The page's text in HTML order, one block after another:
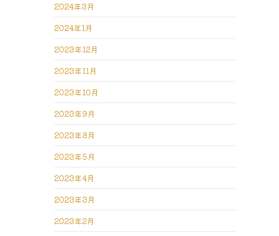
2024年3月
2024年1月
2023年12月
2023年11月
2023年10月
2023年9月
2023年8月
2023年5月
2023年4月
2023年3月
2023年2月